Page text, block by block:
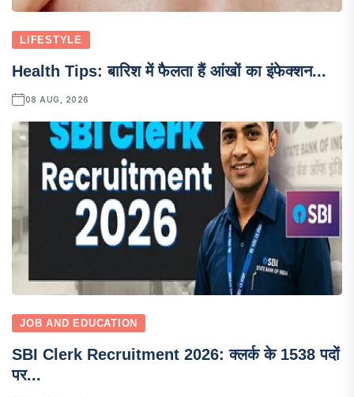
LIFESTYLE
Health Tips: बारिश में फैलता हैं आंखों का इंफेक्शन...
08 AUG, 2026
JOB AND EDUCATION
SBI Clerk Recruitment 2026: क्लर्क के 1538 पदों
पर...